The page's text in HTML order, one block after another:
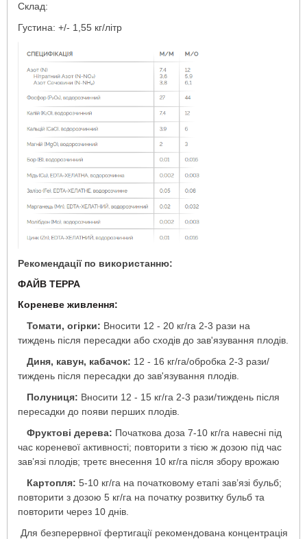
Склад:
Густина: +/- 1,55 кг/літр
Рекомендації по використанню:
ФАЙВ ТЕРРА
Кореневе живлення:
Томати, огірки: Вносити 12 - 20 кг/га 2-3 рази на
тиждень після пересадки або сходів до зав'язування плодів.
Диня, кавун, кабачок: 12 - 16 кг/га/обробка 2-3 рази/
тиждень після пересадки до зав'язування плодів.
Полуниця: Вносити 12 - 15 кг/га 2-3 рази/тиждень після
пересадки до появи перших плодів.
Фруктові дерева: Початкова доза 7-10 кг/га навесні під
час кореневої активності; повторити з тією ж дозою під час
зав’язі плодів; третє внесення 10 кг/га після збору врожаю
Картопля: 5-10 кг/га на початковому етапі зав’язі бульб;
повторити з дозою 5 кг/га на початку розвитку бульб та
повторити через 10 днів.
Для безперервної фертигації рекомендована концентрація